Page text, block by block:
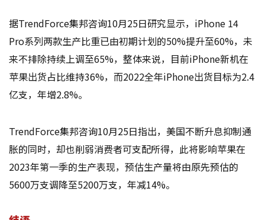
据TrendForce集邦咨询10月25日研究显示，iPhone 14
Pro系列两款生产比重已由初期计划的50%提升至60%，未
来不排除持续上调至65%，整体来说，目前iPhone新机在
苹果出货占比维持36%，而2022全年iPhone出货目标为2.4
亿支，年增2.8%。
TrendForce集邦咨询10月25日指出，美国不断升息抑制通
胀的同时，却也削弱消费者可支配所得，此将影响苹果在
2023年第一季的生产表现，预估生产量将由原先预估的
5600万支调降至5200万支，年减14%。